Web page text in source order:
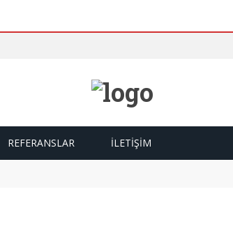
REFERANSLAR İLETIŞIM